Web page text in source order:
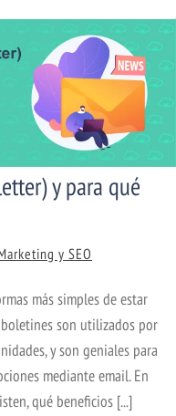
y para qué
y SEO
más simples de estar
son utilizados por
y son geniales para
mediante email. En
qué beneficios [...]